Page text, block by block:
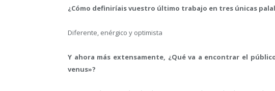
¿Cómo definiríais vuestro último trabajo en tres únicas
Diferente, enérgico y optimista
Y ahora más extensamente, ¿Qué va a encontrar el
venus»?